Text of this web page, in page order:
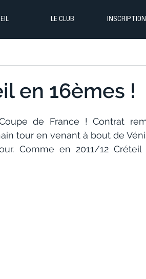
LE CLUB
en 16èmes !
de France ! Contrat
tour en venant à bout de
Comme en 2011/12